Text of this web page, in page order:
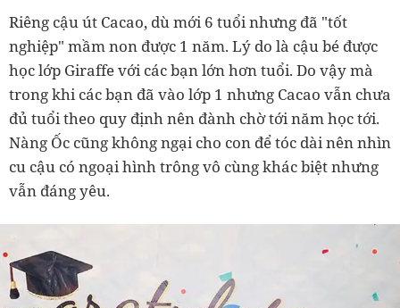
Riêng cậu út Cacao, dù mới 6 tuổi nhưng đã "tốt
nghiệp" mầm non được 1 năm. Lý do là cậu bé được
học lớp Giraffe với các bạn lớn hơn tuổi. Do vậy mà
trong khi các bạn đã vào lớp 1 nhưng Cacao vẫn chưa
đủ tuổi theo quy định nên đành chờ tới năm học tới.
Nàng Ốc cũng không ngại cho con để tóc dài nên nhìn
cu cậu có ngoại hình trông vô cùng khác biệt nhưng
vẫn đáng yêu.